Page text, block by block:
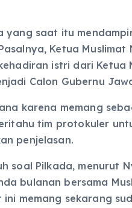
yang saat itu
Ketua
istri dari Ketua
Calon Gubernu
karena memang
tim protokuler
penjelasan.
soal Pilkada, menurut
bulanan bersama
ini memang sekarang